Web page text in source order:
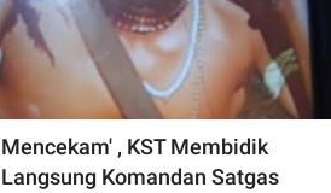
Mencekam' , KST Membidik
Langsung Komandan Satgas